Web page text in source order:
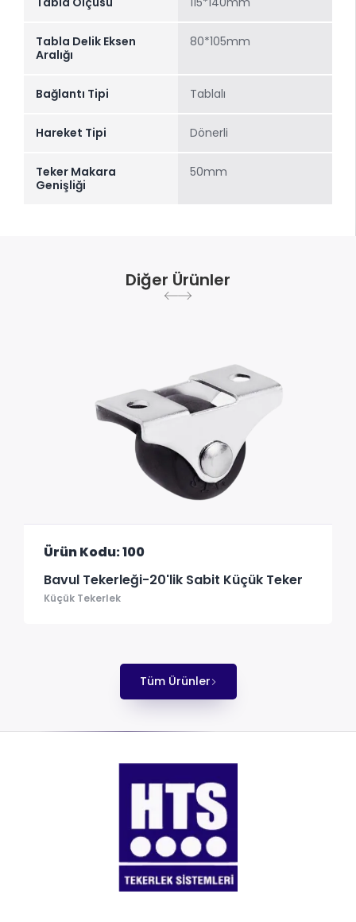
Tabla Delik Eksen
Aralığı
80*105mm
Bağlantı Tipi Tablalı
Hareket Tipi Dönerli
Teker Makara
Genişliği
50mm
Diğer Ürünler
Ürün Kodu: 100
Bavul Tekerleği-20'lik Sabit Küçük Teker
Küçük Tekerlek
Tüm Ürünler